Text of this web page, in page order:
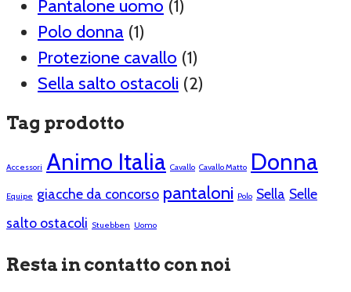
Pantalone uomo (1)
Polo donna (1)
Protezione cavallo (1)
Sella salto ostacoli (2)
Tag prodotto
Accessori Animo Italia Cavallo Cavallo Matto Donna
Equipe giacche da concorso pantaloni Polo Sella Selle
salto ostacoli Stuebben Uomo
Resta in contatto con noi